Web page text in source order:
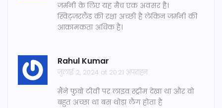
जर्मनी के लिए यह मैच एक अवसर है।
स्विट्ज़रलैंड की रक्षा अच्छी है लेकिन जर्मनी की
आक्रामकता अधिक है।
Rahul Kumar
जुलाई 2, 2024 at 20:21 अपराह्न
मैंने फुबो टीवी पर लाइव स्ट्रीम देखा था और वो
बहुत अच्छा था बस थोड़ा लैग होता है